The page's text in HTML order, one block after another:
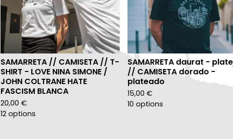
SAMARRETA // CAMISETA // T-
SHIRT - LOVE NINA SIMONE /
JOHN COLTRANE HATE
FASCISM BLANCA
20,00 €
12 options
SAMARRETA daurat -
// CAMISETA dorado -
plateado
15,00 €
10 options